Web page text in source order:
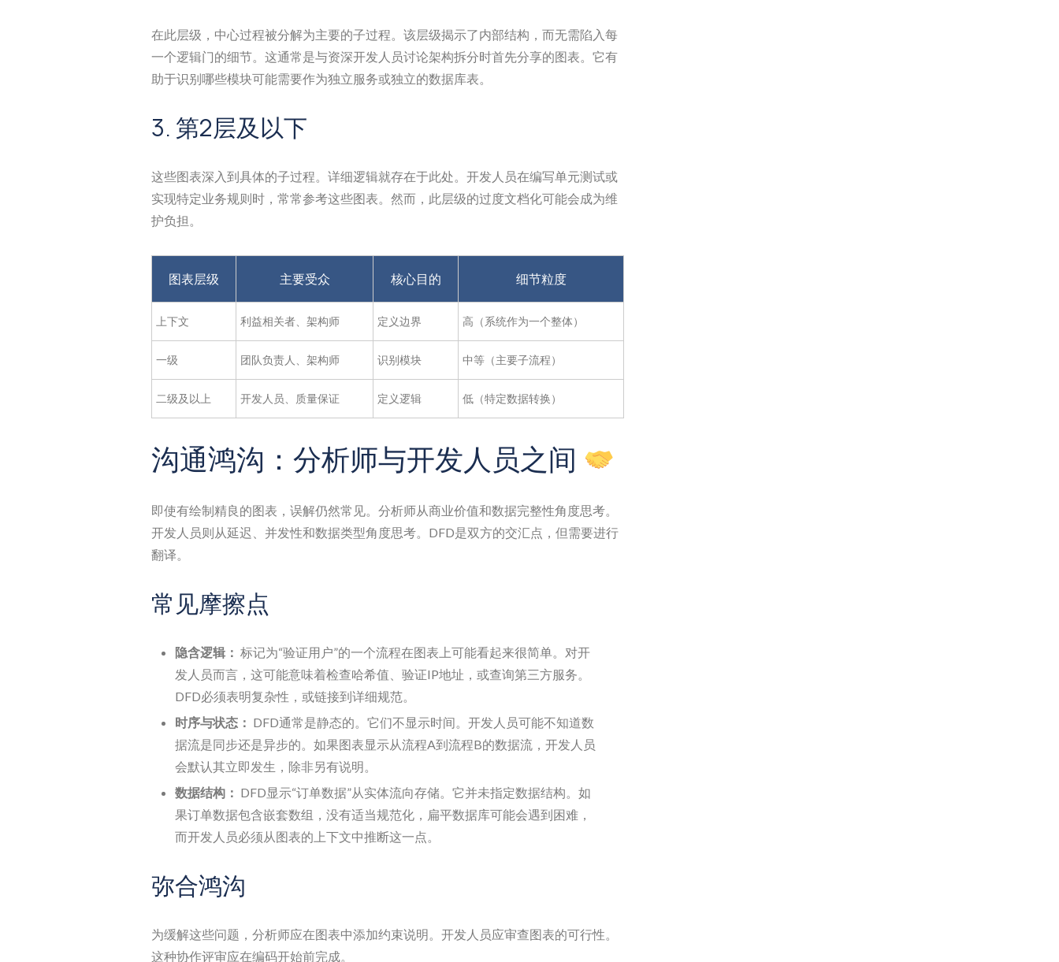
在此层级，中心过程被分解为主要的子过程。该层级揭示了内部结构，而无需陷入每
一个逻辑门的细节。这通常是与资深开发人员讨论架构拆分时首先分享的图表。它有
助于识别哪些模块可能需要作为独立服务或独立的数据库表。
3. 第2层及以下
这些图表深入到具体的子过程。详细逻辑就存在于此处。开发人员在编写单元测试或
实现特定业务规则时，常常参考这些图表。然而，此层级的过度文档化可能会成为维
护负担。
图表层级 主要受众 核心目的 细节粒度
上下文 利益相关者、架构师 定义边界 高（系统作为一个整体）
一级 团队负责人、架构师 识别模块 中等（主要子流程）
二级及以上 开发人员、质量保证 定义逻辑 低（特定数据转换）
沟通鸿沟：分析师与开发人员之间
即使有绘制精良的图表，误解仍然常见。分析师从商业价值和数据完整性角度思考。
开发人员则从延迟、并发性和数据类型角度思考。DFD是双方的交汇点，但需要进行
翻译。
常见摩擦点
隐含逻辑： 标记为“验证用户”的一个流程在图表上可能看起来很简单。对开
发人员而言，这可能意味着检查哈希值、验证IP地址，或查询第三方服务。
DFD必须表明复杂性，或链接到详细规范。
时序与状态： DFD通常是静态的。它们不显示时间。开发人员可能不知道数
据流是同步还是异步的。如果图表显示从流程A到流程B的数据流，开发人员
会默认其立即发生，除非另有说明。
数据结构： DFD显示“订单数据”从实体流向存储。它并未指定数据结构。如
果订单数据包含嵌套数组，没有适当规范化，扁平数据库可能会遇到困难，
而开发人员必须从图表的上下文中推断这一点。
弥合鸿沟
为缓解这些问题，分析师应在图表中添加约束说明。开发人员应审查图表的可行性。
这种协作评审应在编码开始前完成。